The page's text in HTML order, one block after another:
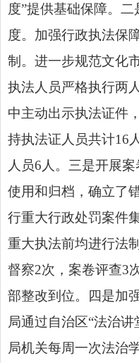
度”提供基础保障。二
度。加强行政执法保
制。进一步规范文化
执法人员严格执行两
中主动出示执法证件
持执法证人员共计16
人员6人。三是开展
使用和归档，确立了
行重大行政处罚案件
重大执法前均进行法
督察2次，案卷评查3
部整改到位。四是加
局通过自治区“法治讲
局机关每周一次法治